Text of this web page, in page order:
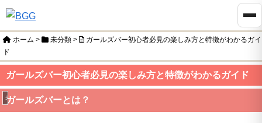
ホーム > 未分類 >
ガールズバー初心者必見の楽しみ方と特徴がわかるガイ
ド
ガールズバー初心者必見の楽しみ方と特徴がわかるガイド
未分類
ガールズバーとは？